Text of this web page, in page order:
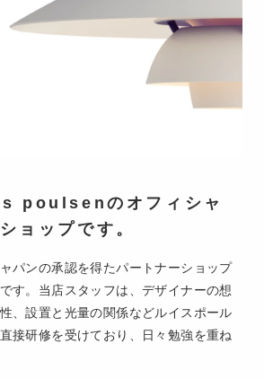
poulsenのオフィシャ
ョップです。
パンの承認を得たパートナーショップ
す。当店スタッフは、デザイナーの想
、設置と光量の関係などルイスポール
接研修を受けており、日々勉強を重ね